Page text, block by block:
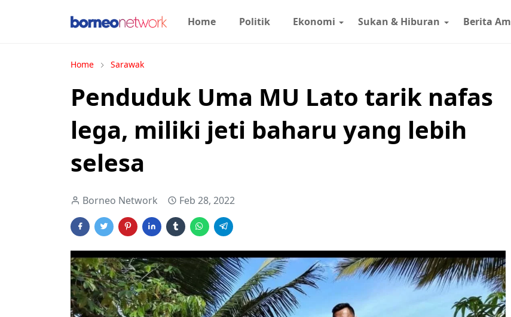
Home Politik Ekonomi Sukan & Hiburan Berita Am
Home Sarawak
Penduduk Uma MU Lato tarik nafas
lega, miliki jeti baharu yang lebih
selesa
Borneo Network Feb 28, 2022